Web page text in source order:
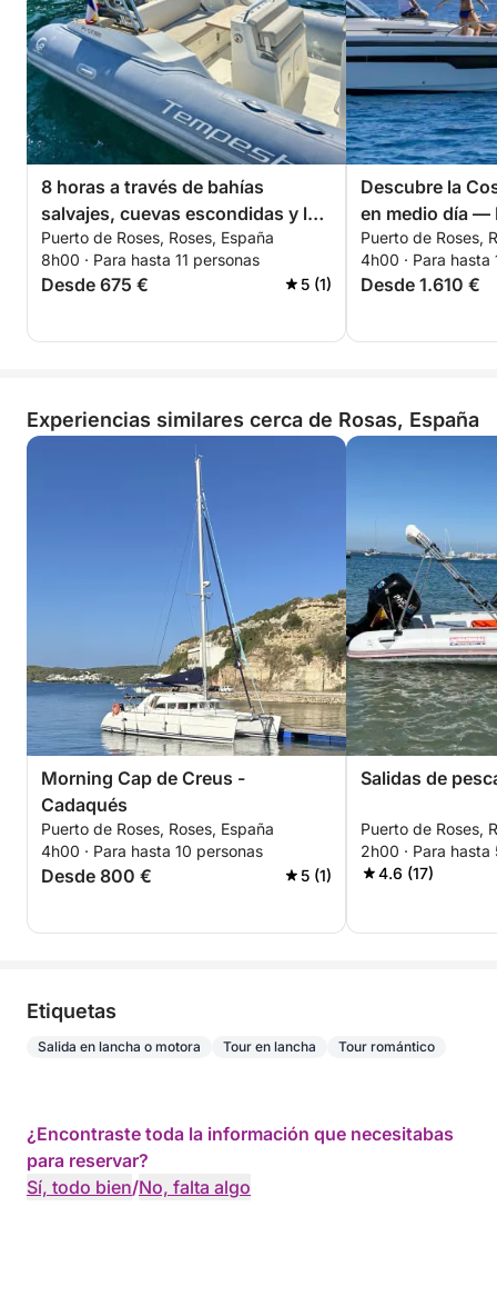
8 horas a través de bahías
salvajes, cuevas escondidas y la
libertad del mar abierto.
Puerto de Roses, Roses, España
8h00 · Para hasta 11 personas
Desde 675 € 5 (1)
Descubre la
en medio día —
Puerto de Roses,
4h00 · Para hasta
Desde 1.610 €
Experiencias similares cerca de Rosas, España
Morning Cap de Creus -
Cadaqués
Puerto de Roses, Roses, España
4h00 · Para hasta 10 personas
Desde 800 € 5 (1)
Salidas de
Puerto de Roses,
2h00 · Para hasta
4.6 (17)
Etiquetas
Salida en lancha o motora Tour en lancha Tour romántico
¿Encontraste toda la información que necesitabas
para reservar?
Sí, todo bien/No, falta algo